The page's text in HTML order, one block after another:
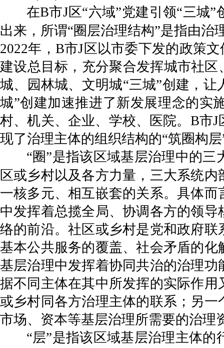
在B市J区“六域”党建引领“三城
出来，所谓“圈层治理结构”是指由
2022年，B市J区以市委下发的政策
建设总目标，充分聚合发挥城市社
城、园林城、文明城“三城”创建，
城”创建加速推进了新发展理念的
村、机关、企业、学校、医院。B市
现了治理主体的组织结构的“筑圈构层
“圈”是指该区域基层治理中的
区或乡村以及各方力量，三大系统
一核多元、相互嵌套的关系。具体
中发挥着总揽全局、协调各方的领
络的前沿。社区或乡村是党和政府
基本公共服务的覆盖、社会矛盾的
基层治理中发挥着协同共治的治理
据不同主体在其中所发挥的实际作
或乡村同各方治理主体的联系；另
市场、资本等基层治理所需要的治理
“层”是指该区域基层治理主体